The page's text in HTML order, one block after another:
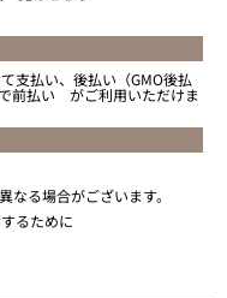
支払い、後払い（GMO後払
前払い がご利用いただけま
なる場合がございます。
るために